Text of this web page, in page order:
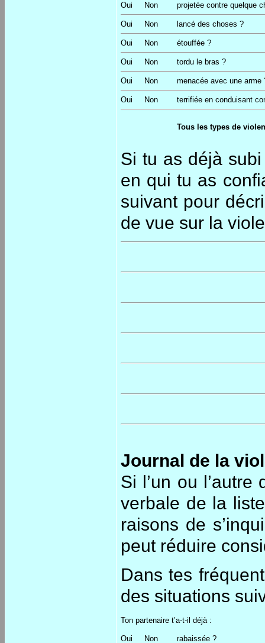
Oui Non projetée contre quelque
Oui Non lancé des choses ?
Oui Non étouffée ?
Oui Non tordu le bras ?
Oui Non menacée avec une arme
Oui Non terrifiée en conduisant
Tous les types de
Si tu as déjà subi
en qui tu as
suivant pour
de vue sur la
Journal de la
Si l’un ou
verbale de la
raisons de
peut réduire
Dans tes
des situations
Ton partenaire t’a-t-il déjà :
Oui Non rabaissée ?